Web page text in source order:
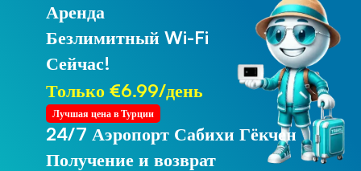
Аренда
Безлимитный Wi-Fi
Сейчас!
Только €6.99/день
Лучшая цена в Турции
24/7 Аэропорт Сабихи Гёкчен
Получение и возврат
24/7 Аэропорт Трабзона
Получение и возврат